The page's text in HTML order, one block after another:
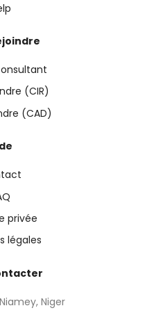
(CIR)
(CAD)
privée
légales
Niger